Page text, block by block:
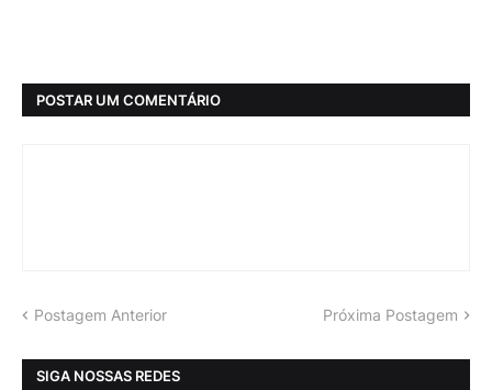
POSTAR UM COMENTÁRIO
Postagem Anterior Próxima Postagem
SIGA NOSSAS REDES